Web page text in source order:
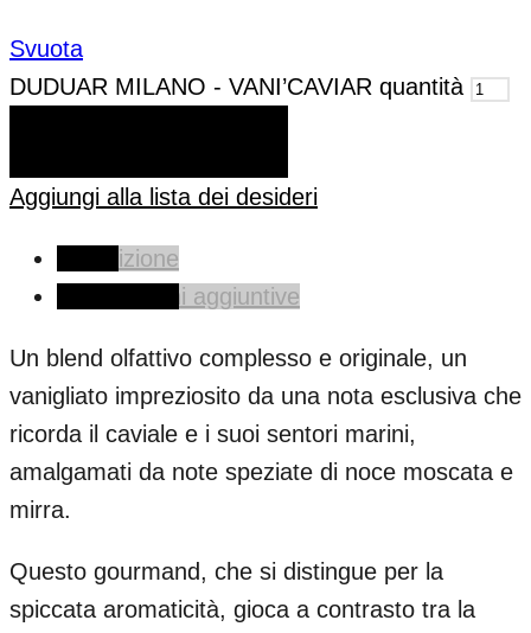
Svuota
DUDUAR MILANO - VANI’CAVIAR quantità
Aggiungi alla lista dei desideri
Descrizione
Informazioni aggiuntive
Un blend olfattivo complesso e originale, un
vanigliato impreziosito da una nota esclusiva che
ricorda il caviale e i suoi sentori marini,
amalgamati da note speziate di noce moscata e
mirra.
Questo gourmand, che si distingue per la
spiccata aromaticità, gioca a contrasto tra la